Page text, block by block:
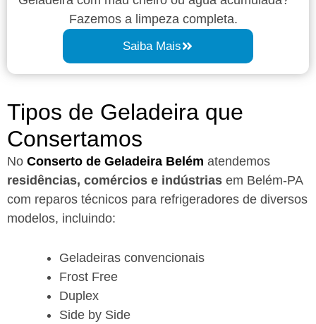
Fazemos a limpeza completa.
Saiba Mais
Tipos de Geladeira que
Consertamos
No Conserto de Geladeira Belém atendemos
residências, comércios e indústrias em Belém-PA
com reparos técnicos para refrigeradores de diversos
modelos, incluindo:
Geladeiras convencionais
Frost Free
Duplex
Side by Side